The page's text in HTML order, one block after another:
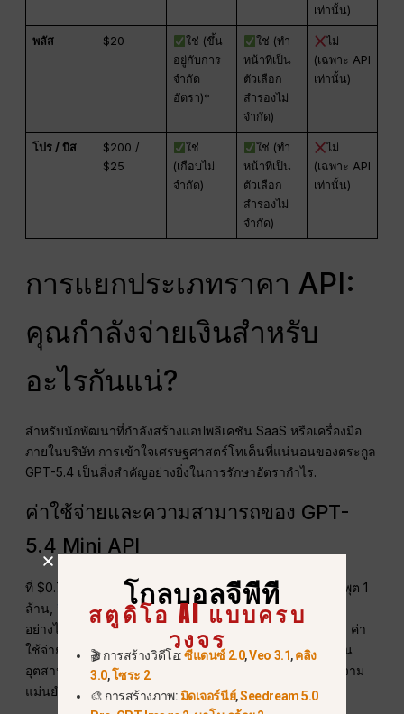
เท่านั้น)
พลัส $20
ใช่ (ขึ้น
อยู่กับการ
จำกัด
อัตรา)*
ใช่ (ทำ
หน้าที่เป็น
ตัวเลือก
สำรองไม่
จำกัด)
ไม่
(เฉพาะ API
เท่านั้น)
โปร / บิส
$200 /
$25
ใช่
(เกือบไม่
จำกัด)
ใช่ (ทำ
หน้าที่เป็น
ตัวเลือก
สำรองไม่
จำกัด)
ไม่
(เฉพาะ API
เท่านั้น)
การแยกประเภทราคา API:
คุณกำลังจ่ายเงินสำหรับ
อะไรกันแน่?
สำหรับนักพัฒนาที่กำลังสร้างแอปพลิเคชัน SaaS หรือเครื่องมือ
ภายในบริษัท การเข้าใจเศรษฐศาสตร์โทเค็นที่แน่นอนของตระกูล
GPT-5.4 เป็นสิ่งสำคัญอย่างยิ่งในการรักษาอัตรากำไร.
ค่าใช้จ่ายและความสามารถของ GPT-
5.4 Mini API
ที่ $0.75 ต่อโทเค็นอินพุต 1 ล้าน และ $4.50 ต่อโทเค็นเอาต์พุต 1
ล้าน,
จีพีที-5.4 มินิมีราคาสูงกว่ารุ่นก่อนหน้าอย่างเห็นได้ชัด
อย่างไรก็ตาม คุณกำลังจ่ายเพื่อความน่าเชื่อถือระดับพรีเมียม ค่า
ใช้จ่ายนี้ครอบคลุมหน้าต่างบริบทขนาด 400K ซึ่งเป็นผู้นำใน
อุตสาหกรรม การประมวลผลภาพหลายรูปแบบขั้นสูง และความ
แม่นยำในการเรียกใช้เครื่องมือที่แข็งแกร่ง.
โกลบอลจีพีที
สตูดิโอ AI แบบครบ
วงจร
🎬 การสร้างวิดีโอ:ซีแดนซ์ 2.0,Veo 3.1,คลิง
3.0,โซระ 2
🎨 การสร้างภาพ: มิดเจอร์นีย์,Seedream 5.0